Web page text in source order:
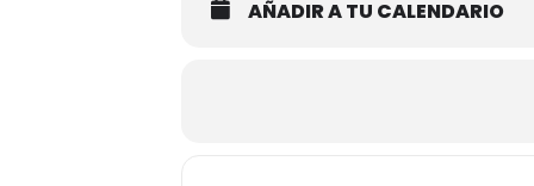
AÑADIR A TU CALENDARIO